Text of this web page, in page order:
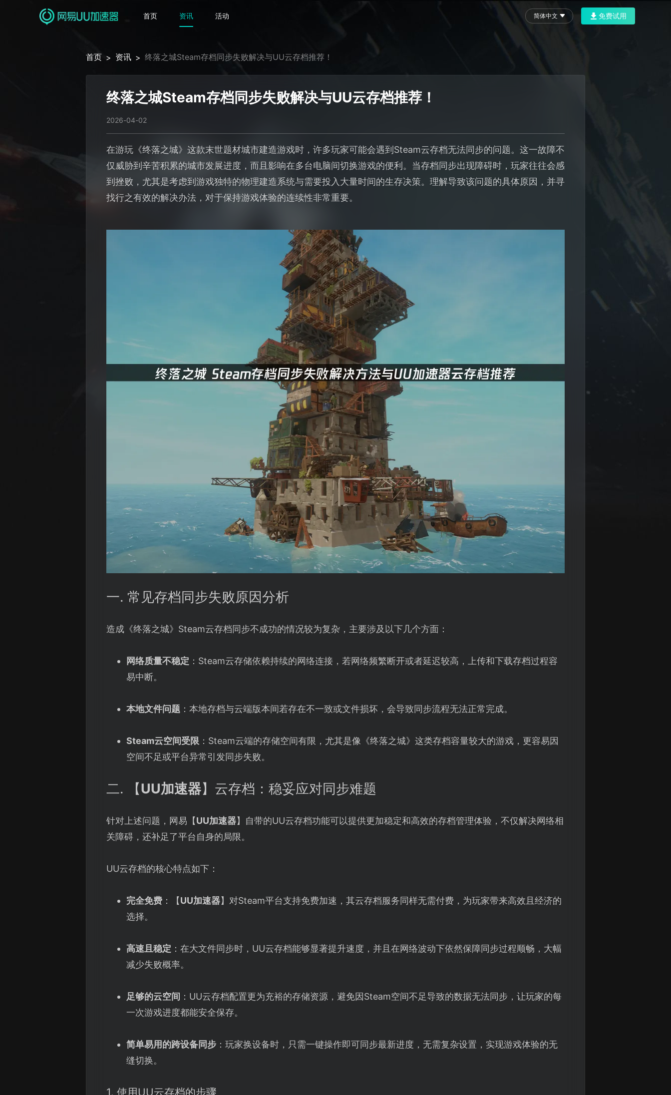
首页 资讯 活动 简体中文 免费试用
首页 > 资讯 > 终落之城Steam存档同步失败解决与UU云存档推荐！
终落之城Steam存档同步失败解决与UU云存档推荐！
2026-04-02
在游玩《终落之城》这款末世题材城市建造游戏时，许多玩家可能会遇到Steam云存档无法同步的问题。这一故障不
仅威胁到辛苦积累的城市发展进度，而且影响在多台电脑间切换游戏的便利。当存档同步出现障碍时，玩家往往会感
到挫败，尤其是考虑到游戏独特的物理建造系统与需要投入大量时间的生存决策。理解导致该问题的具体原因，并寻
找行之有效的解决办法，对于保持游戏体验的连续性非常重要。
一. 常见存档同步失败原因分析
造成《终落之城》Steam云存档同步不成功的情况较为复杂，主要涉及以下几个方面：
网络质量不稳定 ：Steam云存储依赖持续的网络连接，若网络频繁断开或者延迟较高，上传和下载存档过程容
易中断。
本地文件问题：本地存档与云端版本间若存在不一致或文件损坏，会导致同步流程无法正常完成。
Steam云空间受限：Steam云端的存储空间有限，尤其是像《终落之城》这类存档容量较大的游戏，更容易因
空间不足或平台异常引发同步失败。
二. 【UU加速器】云存档：稳妥应对同步难题
针对上述问题，网易【UU加速器】自带的UU云存档功能可以提供更加稳定和高效的存档管理体验，不仅解决网络相
关障碍，还补足了平台自身的局限。
UU云存档的核心特点如下：
完全免费：【UU加速器】对Steam平台支持免费加速，其云存档服务同样无需付费，为玩家带来高效且经济的
选择。
高速且稳定 ：在大文件同步时，UU云存档能够显著提升速度，并且在网络波动下依然保障同步过程顺畅，大幅
减少失败概率。
足够的云空间 ：UU云存档配置更为充裕的存储资源，避免因Steam空间不足导致的数据无法同步，让玩家的每
一次游戏进度都能安全保存。
简单易用的跨设备同步：玩家换设备时，只需一键操作即可同步最新进度，无需复杂设置，实现游戏体验的无
缝切换。
1. 使用UU云存档的步骤